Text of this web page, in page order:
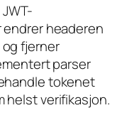
endrer headeren
og fjerner
parser
tokenet
helst verifikasjon.